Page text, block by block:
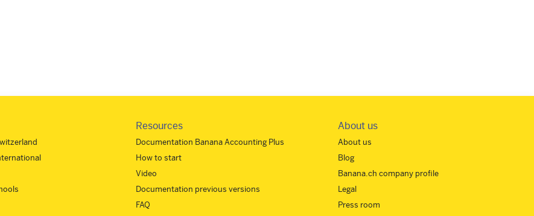
Resources
Documentation Banana Accounting Plus
How to start
Video
Documentation previous versions
FAQ
About us
About us
Blog
Banana.ch company profile
Legal
Press room